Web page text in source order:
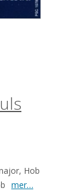
Hob
mer…